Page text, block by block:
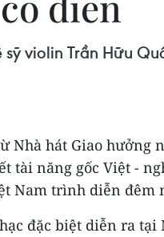
violin Trần Hữu
Nhà hát Giao hưởng
tài năng gốc Việt -
Nam trình diễn đêm
đặc biệt diễn ra tại